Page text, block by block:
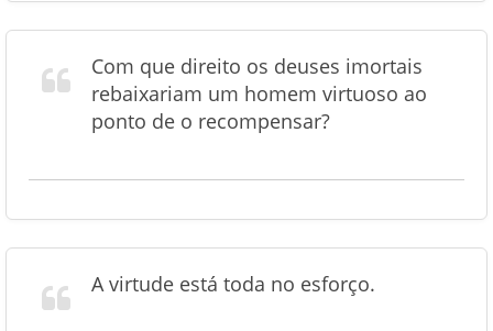
Com que direito os deuses imortais
rebaixariam um homem virtuoso ao
ponto de o recompensar?
A virtude está toda no esforço.